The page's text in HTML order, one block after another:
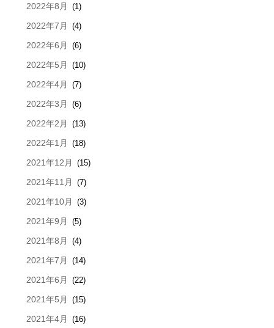
2022年8月 (1)
2022年7月 (4)
2022年6月 (6)
2022年5月 (10)
2022年4月 (7)
2022年3月 (6)
2022年2月 (13)
2022年1月 (18)
2021年12月 (15)
2021年11月 (7)
2021年10月 (3)
2021年9月 (5)
2021年8月 (4)
2021年7月 (14)
2021年6月 (22)
2021年5月 (15)
2021年4月 (16)